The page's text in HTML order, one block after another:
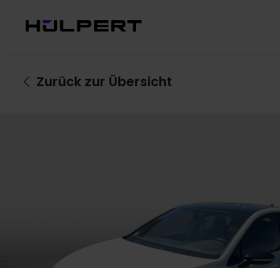
Zurück zur Übersicht